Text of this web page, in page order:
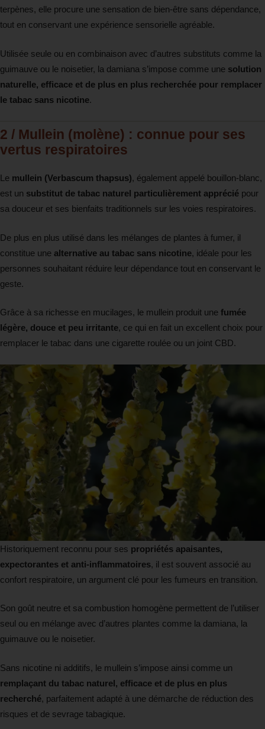
terpènes, elle procure une sensation de bien-être sans dépendance,
tout en conservant une expérience sensorielle agréable.
Utilisée seule ou en combinaison avec d’autres substituts comme la
guimauve ou le noisetier, la damiana s’impose comme une solution
naturelle, efficace et de plus en plus recherchée pour remplacer
le tabac sans nicotine.
2 / Mullein (molène) : connue pour ses
vertus respiratoires
Le mullein (Verbascum thapsus), également appelé bouillon-blanc,
est un substitut de tabac naturel particulièrement apprécié pour
sa douceur et ses bienfaits traditionnels sur les voies respiratoires.
De plus en plus utilisé dans les mélanges de plantes à fumer, il
constitue une alternative au tabac sans nicotine, idéale pour les
personnes souhaitant réduire leur dépendance tout en conservant le
geste.
Grâce à sa richesse en mucilages, le mullein produit une fumée
légère, douce et peu irritante, ce qui en fait un excellent choix pour
remplacer le tabac dans une cigarette roulée ou un joint CBD.
Historiquement reconnu pour ses propriétés apaisantes,
expectorantes et anti-inflammatoires, il est souvent associé au
confort respiratoire, un argument clé pour les fumeurs en transition.
Son goût neutre et sa combustion homogène permettent de l’utiliser
seul ou en mélange avec d’autres plantes comme la damiana, la
guimauve ou le noisetier.
Sans nicotine ni additifs, le mullein s’impose ainsi comme un
remplaçant du tabac naturel, efficace et de plus en plus
recherché, parfaitement adapté à une démarche de réduction des
risques et de sevrage tabagique.